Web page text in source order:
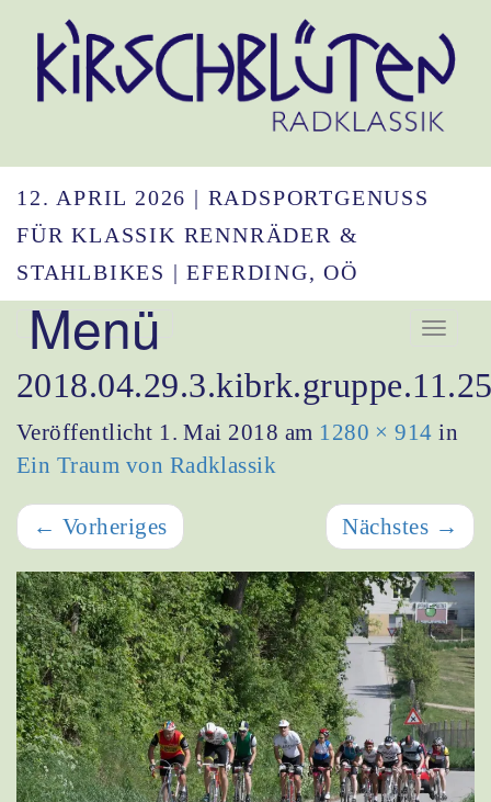
12. APRIL 2026 | RADSPORTGENUSS
FÜR KLASSIK RENNRÄDER &
STAHLBIKES | EFERDING, OÖ
Menü Navigation
Veröffentlicht 1. Mai 2018 am 1280 × 914 in
Ein Traum von Radklassik
← Vorheriges Nächstes →